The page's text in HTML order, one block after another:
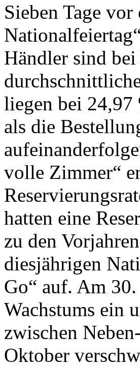
Sieben Tage
Händler sind
liegen bei 24,97
als die
volle Zimmer“
hatten eine
zu den
diesjährigen
Go“ auf. Am
Wachstums ein
zwischen
Oktober